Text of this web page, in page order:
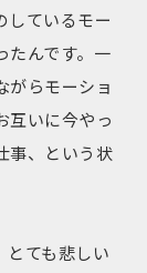
しているモー
たんです。一
がらモーショ
互いに今やっ
事、という状
とても悲しい